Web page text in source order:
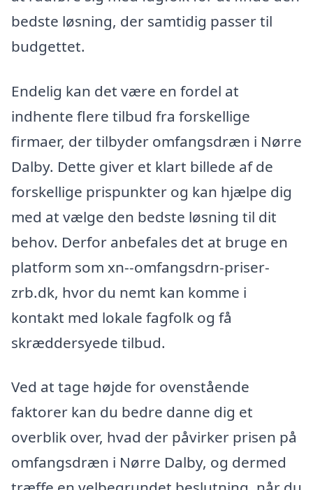
bedste løsning, der samtidig passer til
budgettet.
Endelig kan det være en fordel at
indhente flere tilbud fra forskellige
firmaer, der tilbyder omfangsdræn i Nørre
Dalby. Dette giver et klart billede af de
forskellige prispunkter og kan hjælpe dig
med at vælge den bedste løsning til dit
behov. Derfor anbefales det at bruge en
platform som xn--omfangsdrn-priser-
zrb.dk, hvor du nemt kan komme i
kontakt med lokale fagfolk og få
skræddersyede tilbud.
Ved at tage højde for ovenstående
faktorer kan du bedre danne dig et
overblik over, hvad der påvirker prisen på
omfangsdræn i Nørre Dalby, og dermed